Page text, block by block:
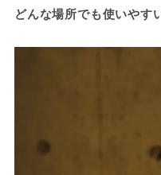
どんな場所でも使いやす